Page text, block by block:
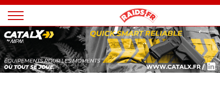
Magazine
Raids
Panneau de gestion des cookies